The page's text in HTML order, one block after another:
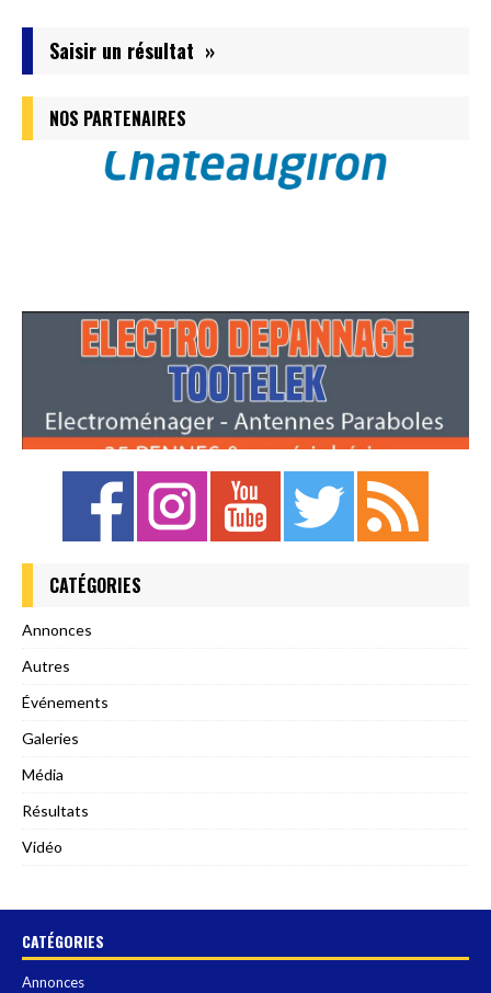
Saisir un résultat »
NOS PARTENAIRES
CATÉGORIES
Annonces
Autres
Événements
Galeries
Média
Résultats
Vidéo
CATÉGORIES
Annonces